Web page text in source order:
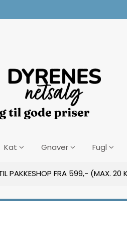
Kat Gnaver Fugl
PAKKESHOP FRA 599,- (MAX. 20